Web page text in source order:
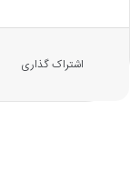
اشتراک گذاری